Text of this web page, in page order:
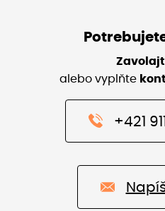
alebo vyplňte
+421